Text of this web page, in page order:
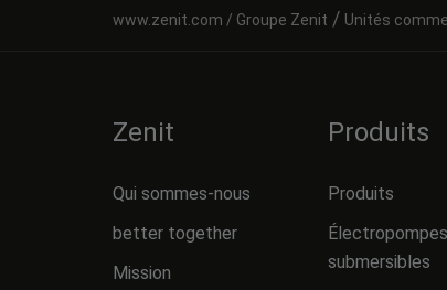
Groupe Zenit / Unités
Zenit
Qui sommes-nous
better together
Mission
Produits
Produits
Électropompes
submersibles